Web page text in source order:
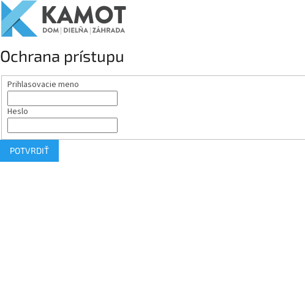
Ochrana prístupu
Prihlasovacie meno
Heslo
POTVRDIŤ